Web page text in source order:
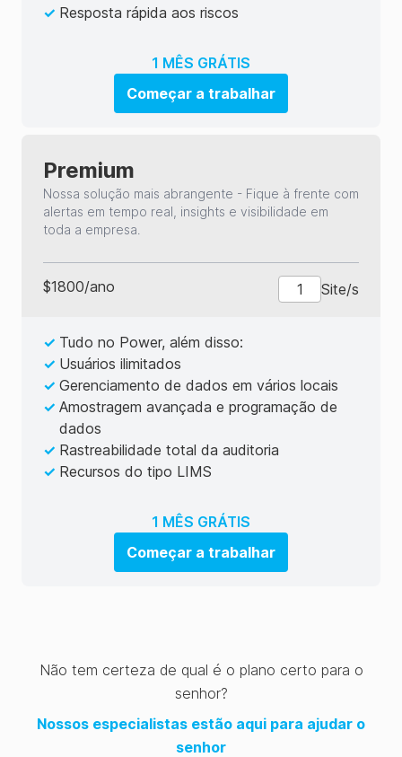
✓ Resposta rápida aos riscos
1 MÊS GRÁTIS
Começar a trabalhar
Premium
Nossa solução mais abrangente - Fique à frente com
alertas em tempo real, insights e visibilidade em
toda a empresa.
$1800/ano Site/s
✓ Tudo no Power, além disso:
✓ Usuários ilimitados
✓ Gerenciamento de dados em vários locais
✓ Amostragem avançada e programação de
dados
✓ Rastreabilidade total da auditoria
✓ Recursos do tipo LIMS
1 MÊS GRÁTIS
Começar a trabalhar
Não tem certeza de qual é o plano certo para o
senhor?
Nossos especialistas estão aqui para ajudar o
senhor